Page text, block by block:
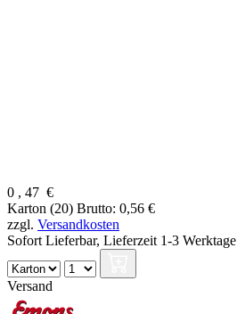
0 , 47 €
Karton (20) Brutto: 0,56 €
zzgl. Versandkosten
Sofort Lieferbar, Lieferzeit 1-3 Werktage
Versand